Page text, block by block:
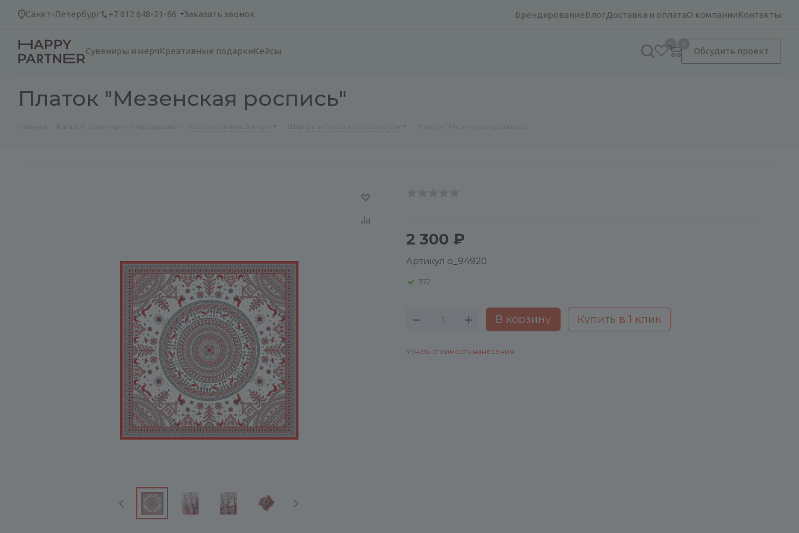
Санкт-Петербург +7 812 648-21-86 Заказать звонок БрендированиеБлогДоставка и оплатаО компанииКонтакты
Сувениры и мерчКреативные подаркиКейсы
0
Обсудить проект
Платок "Мезенская роспись"
2 300 ₽
Артикул o_94920
372
В корзину Купить в 1 клик
Узнать стоимость нанесения